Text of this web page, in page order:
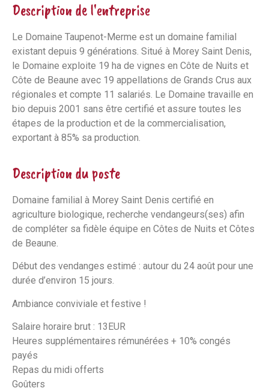
Description de l'entreprise
Le Domaine Taupenot-Merme est un domaine familial
existant depuis 9 générations. Situé à Morey Saint Denis,
le Domaine exploite 19 ha de vignes en Côte de Nuits et
Côte de Beaune avec 19 appellations de Grands Crus aux
régionales et compte 11 salariés. Le Domaine travaille en
bio depuis 2001 sans être certifié et assure toutes les
étapes de la production et de la commercialisation,
exportant à 85% sa production.
Description du poste
Domaine familial à Morey Saint Denis certifié en
agriculture biologique, recherche vendangeurs(ses) afin
de compléter sa fidèle équipe en Côtes de Nuits et Côtes
de Beaune.
Début des vendanges estimé : autour du 24 août pour une
durée d’environ 15 jours.
Ambiance conviviale et festive !
Salaire horaire brut : 13EUR
Heures supplémentaires rémunérées + 10% congés
payés
Repas du midi offerts
Goûters